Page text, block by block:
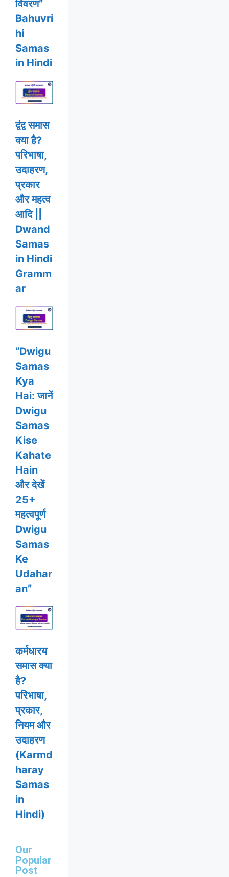
विवरण”
Bahuvri
hi
Samas
in Hindi
द्वंद्व समास
क्या है?
परिभाषा,
उदाहरण,
प्रकार
और महत्व
आदि ||
Dwand
Samas
in Hindi
Gramm
ar
“Dwigu
Samas
Kya
Hai: जानें
Dwigu
Samas
Kise
Kahate
Hain
और देखें
25+
महत्वपूर्ण
Dwigu
Samas
Ke
Udahar
an”
कर्मधारय
समास क्या
है?
परिभाषा,
प्रकार,
नियम और
उदाहरण
(Karmd
haray
Samas
in
Hindi)
Our
Popular
Post